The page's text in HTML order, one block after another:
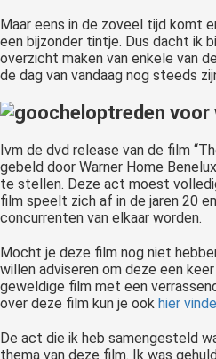
Maar eens in de zoveel tijd komt
een bijzonder tintje. Dus dacht ik
overzicht maken van enkele van
de dag van vandaag nog steeds
Ivm de dvd release van de film
gebeld door Warner Home
te stellen. Deze act moest
film speelt zich af in de jaren 20
concurrenten van elkaar worden.
Mocht je deze film nog niet
willen adviseren om deze een
geweldige film met een
over deze film kun je ook hier
De act die ik heb samengesteld
thema van deze film. Ik was